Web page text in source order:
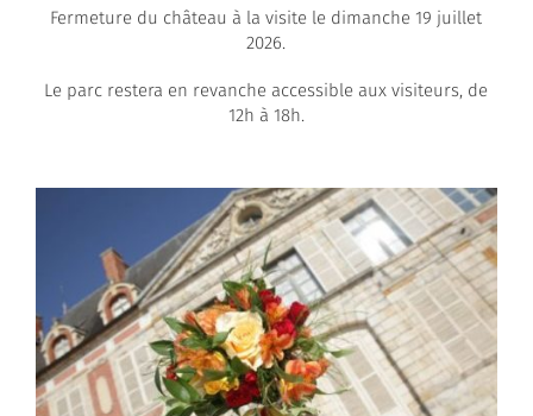
Fermeture du château à la visite le dimanche 19 juillet
2026.
Le parc restera en revanche accessible aux visiteurs, de
12h à 18h.